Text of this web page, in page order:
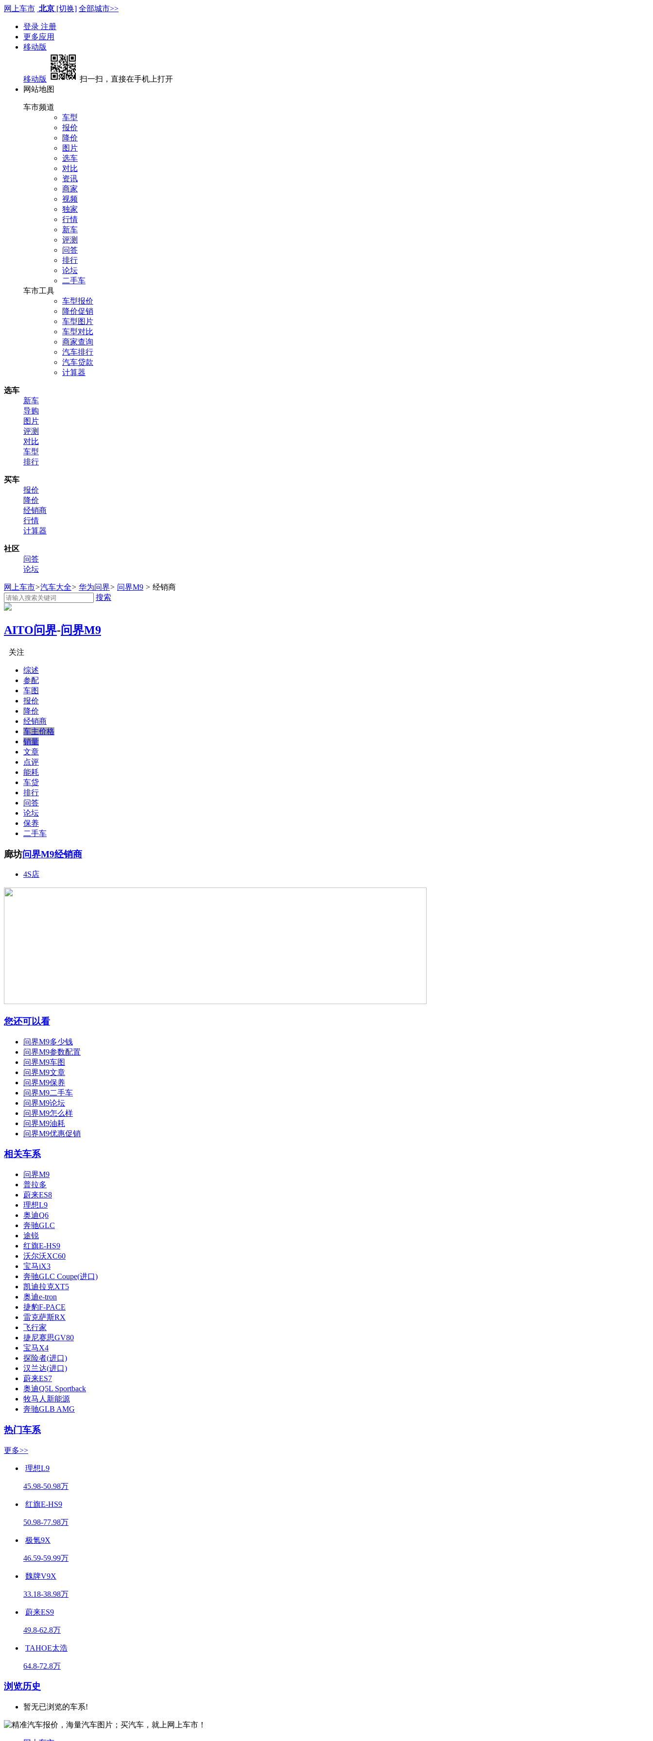
网上车市 北京 [切换] 全部城市>>
登录 注册
更多应用
移动版
移动版
扫一扫，直接在手机上打开
网站地图
车市频道
车型
报价
降价
图片
选车
对比
资讯
商家
视频
独家
行情
新车
评测
问答
排行
论坛
二手车
车市工具
车型报价
降价促销
车型图片
车型对比
商家查询
汽车排行
汽车贷款
计算器
选车
新车
导购
图片
评测
对比
车型
排行
买车
报价
降价
经销商
行情
计算器
社区
问答
论坛
网上车市>汽车大全> 华为问界> 问界M9 > 经销商
搜索
AITO问界-问界M9
关注
综述
参配
车图
报价
降价
经销商
车主价格
销量
文章
点评
能耗
车贷
排行
问答
论坛
保养
二手车
廊坊问界M9经销商
4S店
您还可以看
问界M9多少钱
问界M9参数配置
问界M9车图
问界M9文章
问界M9保养
问界M9二手车
问界M9论坛
问界M9怎么样
问界M9油耗
问界M9优惠促销
相关车系
问界M9
普拉多
蔚来ES8
理想L9
奥迪Q6
奔驰GLC
途锐
红旗E-HS9
沃尔沃XC60
宝马iX3
奔驰GLC Coupe(进口)
凯迪拉克XT5
奥迪e-tron
捷豹F-PACE
雷克萨斯RX
飞行家
捷尼赛思GV80
宝马X4
探险者(进口)
汉兰达(进口)
蔚来ES7
奥迪Q5L Sportback
牧马人新能源
奔驰GLB AMG
热门车系
更多>>
理想L9
45.98-50.98万
红旗E-HS9
50.98-77.98万
极氪9X
46.59-59.99万
魏牌V9X
33.18-38.98万
蔚来ES9
49.8-62.8万
TAHOE太浩
64.8-72.8万
浏览历史
暂无已浏览的车系!